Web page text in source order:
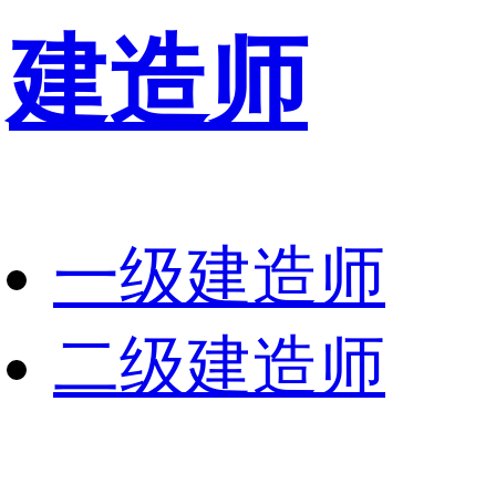
建造师
一级建造师
二级建造师